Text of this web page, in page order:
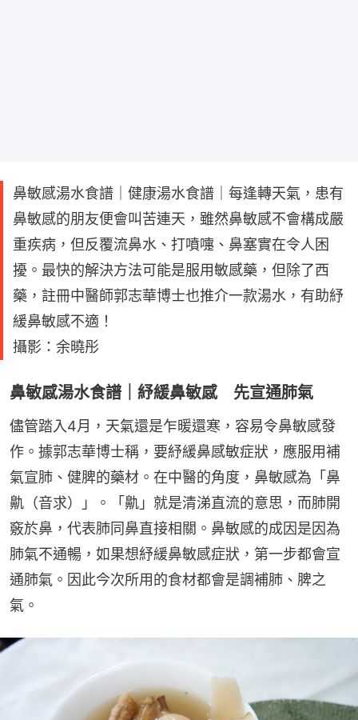
鼻敏感湯水食譜｜健康湯水食譜｜每逢轉天氣，患有
鼻敏感的朋友便會叫苦連天，雖然鼻敏感不會構成嚴
重疾病，但反覆流鼻水、打噴嚏、鼻塞實在令人困
擾。最快的解決方法可能是服用敏感藥，但除了西
藥，註冊中醫師郭志華博士也推介一款湯水，有助紓
緩鼻敏感不適！
攝影：余曉彤
鼻敏感湯水食譜｜紓緩鼻敏感 先宣通肺氣
儘管踏入4月，天氣還是乍暖還寒，容易令鼻敏感發
作。據郭志華博士稱，要紓緩鼻感敏症狀，應服用補
氣宣肺、健脾的藥材。在中醫的角度，鼻敏感為「鼻
鼽（音求）」。「鼽」就是清涕直流的意思，而肺開
竅於鼻，代表肺同鼻直接相關。鼻敏感的成因是因為
肺氣不通暢，如果想紓緩鼻敏感症狀，第一步都會宣
通肺氣。因此今次所用的食材都會是調補肺、脾之
氣。